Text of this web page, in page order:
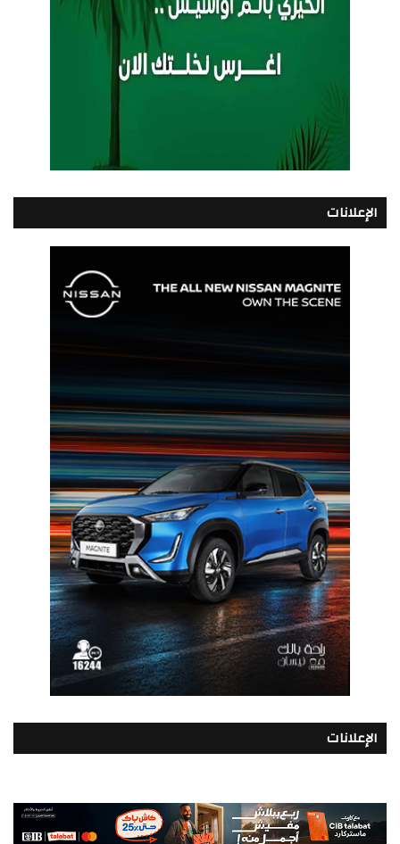
الإعلانات
الإعلانات